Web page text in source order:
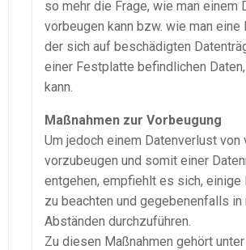
so mehr die Frage, wie man einem
vorbeugen kann bzw. wie man eine
der sich auf beschädigten
einer Festplatte befindlichen
kann.
Maßnahmen zur Vorbeugung
Um jedoch einem Datenverlust von
vorzubeugen und somit einer
entgehen, empfiehlt es sich, einige
zu beachten und gegebenenfalls
Abständen durchzuführen.
Zu diesen Maßnahmen gehört